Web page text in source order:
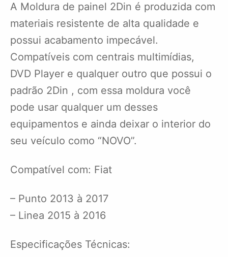
A Moldura de painel 2Din é produzida com
materiais resistente de alta qualidade e
possui acabamento impecável.
Compatíveis com centrais multimídias,
DVD Player e qualquer outro que possui o
padrão 2Din , com essa moldura você
pode usar qualquer um desses
equipamentos e ainda deixar o interior do
seu veículo como “NOVO”.
Compatível com: Fiat
– Punto 2013 à 2017
– Linea 2015 à 2016
Especificações Técnicas: